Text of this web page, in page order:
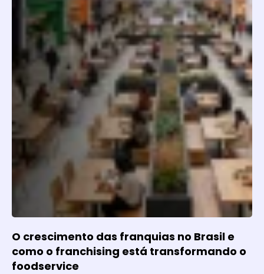
O crescimento das franquias no Brasil e
como o franchising está transformando o
foodservice